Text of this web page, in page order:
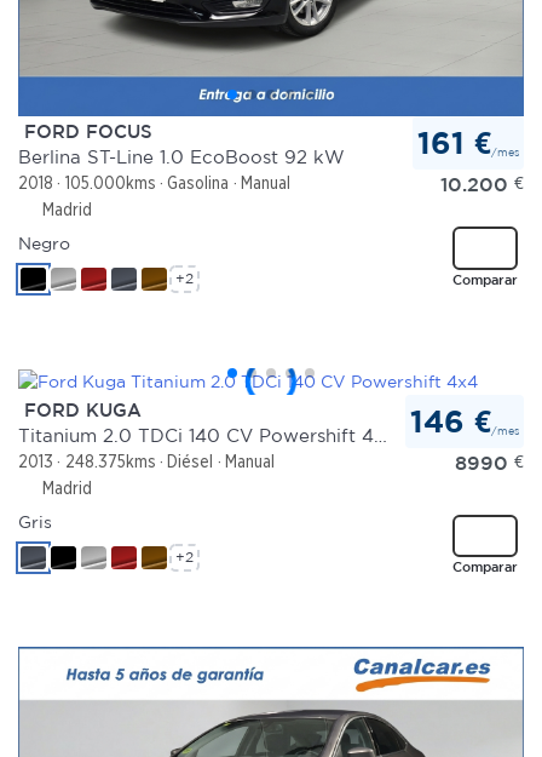
FORD FOCUS
Berlina ST-Line 1.0 EcoBoost 92 kW
2018 105.000kms Gasolina
Manual
Madrid
161 €/mes
10.200 €
Comparar
Negro
+2
FORD KUGA
2013 248.375kms Diésel
Manual
Madrid
146 €/mes
8990 €
Comparar
Gris
+2